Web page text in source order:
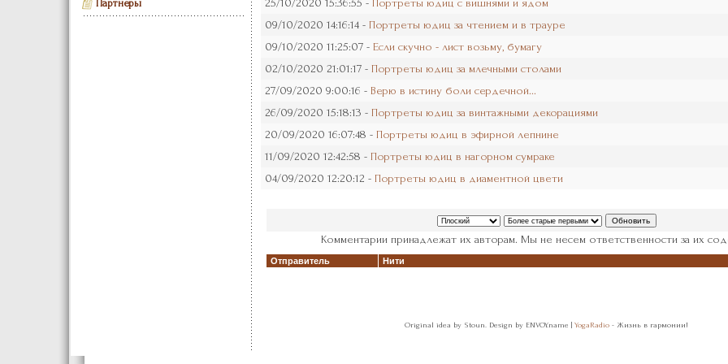
Партнеры
09/10/2020 14:16:14 - Портреты юдиц за чтением и в трауре
09/10/2020 11:25:07 - Если скучно - лист возьму, бумагу
02/10/2020 21:01:17 - Портреты юдиц за млечными столами
27/09/2020 9:00:16 - Верю в истину боли сердечной...
26/09/2020 15:18:13 - Портреты юдиц за винтажными декорациями
20/09/2020 16:07:48 - Портреты юдиц в эфирной лепнине
11/09/2020 12:42:58 - Портреты юдиц в нагорном сумраке
04/09/2020 12:20:12 - Портреты юдиц в диаментной цвети
Комментарии принадлежат их авторам. Мы не несем ответственности за их
Отправитель Нити
Original idea by Stoun. Design by ENVOY.name | YogaRadio - Жизнь в гармонии!